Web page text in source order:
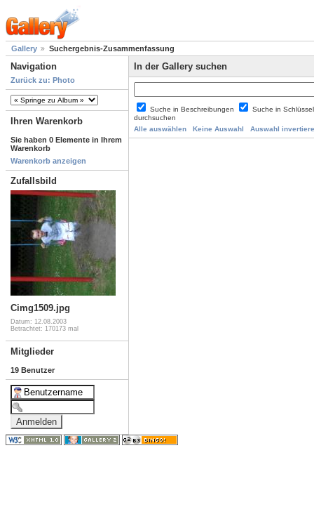
Gallery Suchergebnis-Zusammenfassung
Navigation
Zurück zu: Photo
Ihren Warenkorb
Sie haben 0 Elemente in Ihrem
Warenkorb
Warenkorb anzeigen
Zufallsbild
Cimg1509.jpg
Datum: 12.08.2003
Betrachtet: 170173 mal
Mitglieder
19 Benutzer
In der Gallery suchen
Suche in Beschreibungen
Suche in
durchsuchen
Alle auswählen
Keine Auswahl Auswahl